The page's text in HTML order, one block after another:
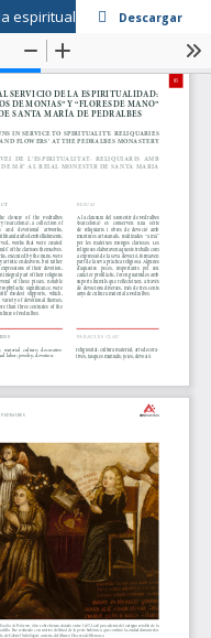
espiritualidad Descargar